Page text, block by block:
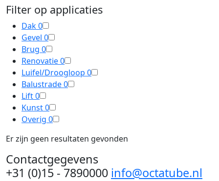
Filter op applicaties
Dak0
Gevel 0
Brug 0
Renovatie0
Luifel/Droogloop 0
Balustrade0
Lift0
Kunst0
Overig 0
Er zijn geen resultaten gevonden
Contactgegevens
+31 (0)15 - 7890000 info@octatube.nl